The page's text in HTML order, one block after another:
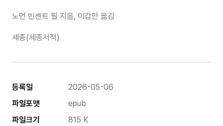
노먼 빈센트 필 지음, 이갑만 옮김
세종(세종서적)
등록일
2026-05-06
파일포맷
epub
파일크기
815 K